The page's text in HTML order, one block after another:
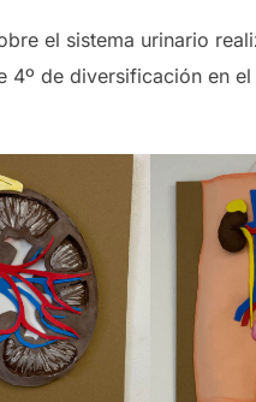
el sistema urinario
4º de diversificación en